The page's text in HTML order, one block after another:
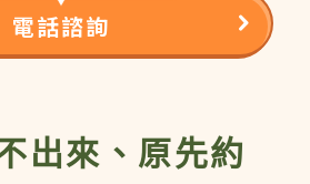
電話諮詢
出來、原先約